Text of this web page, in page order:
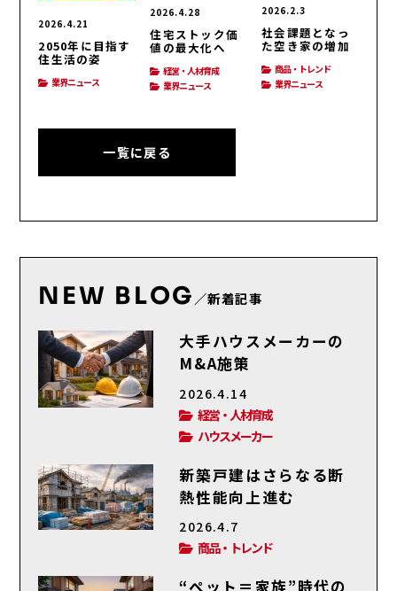
2026.4.21
2050年に目指す
住生活の姿
業界ニュース
2026.4.28
住宅ストック価
値の最大化へ
経営・人材育成
業界ニュース
2026.2.3
社会課題となっ
た空き家の増加
商品・トレンド
業界ニュース
一覧に戻る
NEW BLOG ／新着記事
大手ハウスメーカーの
M&A施策
2026.4.14
経営・人材育成
ハウスメーカー
新築戸建はさらなる断
熱性能向上進む
2026.4.7
商品・トレンド